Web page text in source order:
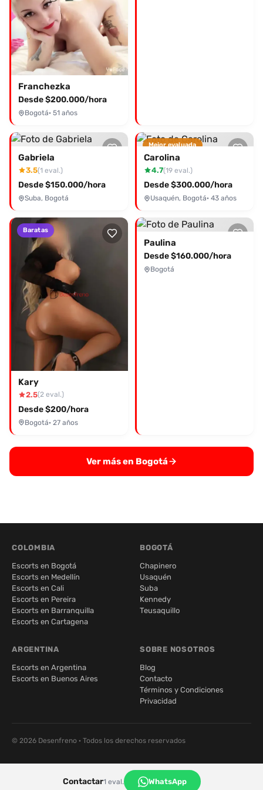
Franchezka
Desde $200.000/hora
Bogotá· 51 años
Gabriela
3.5(1 eval.)
Desde $150.000/hora
Suba, Bogotá
Mejor evaluada
Carolina
4.7(19 eval.)
Desde $300.000/hora
Usaquén, Bogotá· 43 años
Baratas
Kary
2.5(2 eval.)
Desde $200/hora
Bogotá· 27 años
Paulina
Desde $160.000/hora
Bogotá
Ver más en Bogotá
Contactar1 eval. WhatsApp
COLOMBIA
Escorts en Bogotá
Escorts en Medellín
Escorts en Cali
Escorts en Pereira
Escorts en Barranquilla
Escorts en Cartagena
BOGOTÁ
Chapinero
Usaquén
Suba
Kennedy
Teusaquillo
ARGENTINA
Escorts en Argentina
Escorts en Buenos Aires
SOBRE NOSOTROS
Blog
Contacto
Términos y Condiciones
Privacidad
© 2026 Desenfreno · Todos los derechos reservados